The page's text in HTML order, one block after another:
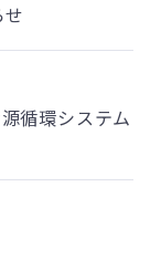
循環システム